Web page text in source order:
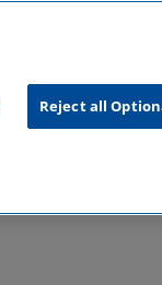
Reject all